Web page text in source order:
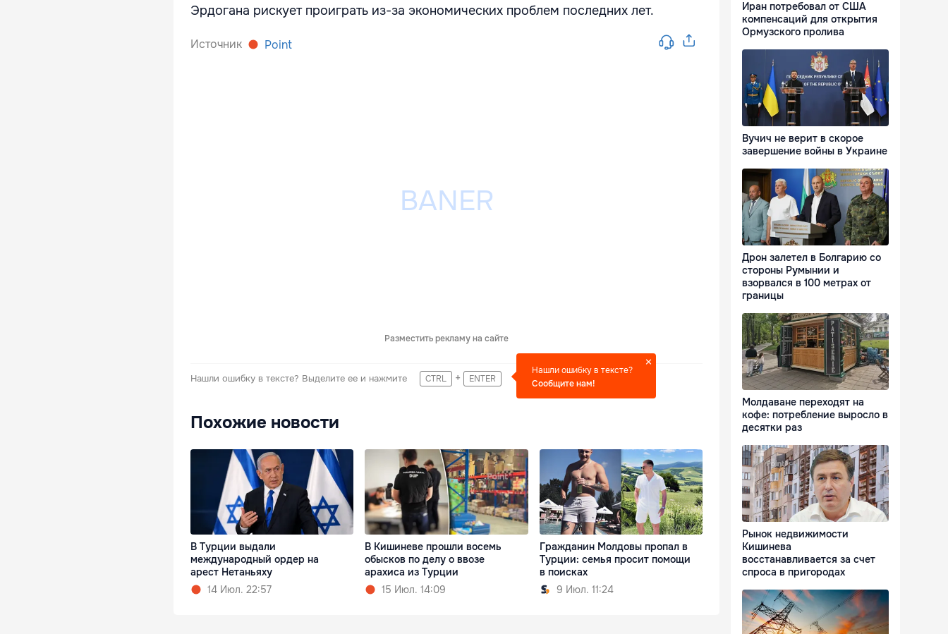
Эрдогана рискует проиграть из-за экономических проблем последних лет.
Источник Point
Разместить рекламу на сайте
Нашли ошибку в тексте? Выделите ее и нажмите CTRL + ENTER
Нашли ошибку в тексте?
Сообщите нам!
Похожие новости
В Турции выдали
международный ордер на
арест Нетаньяху
14 Июл. 22:57
В Кишиневе прошли восемь
обысков по делу о ввозе
арахиса из Турции
15 Июл. 14:09
Гражданин Молдовы пропал в
Турции: семья просит помощи
в поисках
9 Июл. 11:24
Иран потребовал от США
компенсаций для открытия
Ормузского пролива
Вучич не верит в скорое
завершение войны в Украине
Дрон залетел в Болгарию со
стороны Румынии и
взорвался в 100 метрах от
границы
Молдаване переходят на
кофе: потребление выросло в
десятки раз
Рынок недвижимости
Кишинева
восстанавливается за счет
спроса в пригородах